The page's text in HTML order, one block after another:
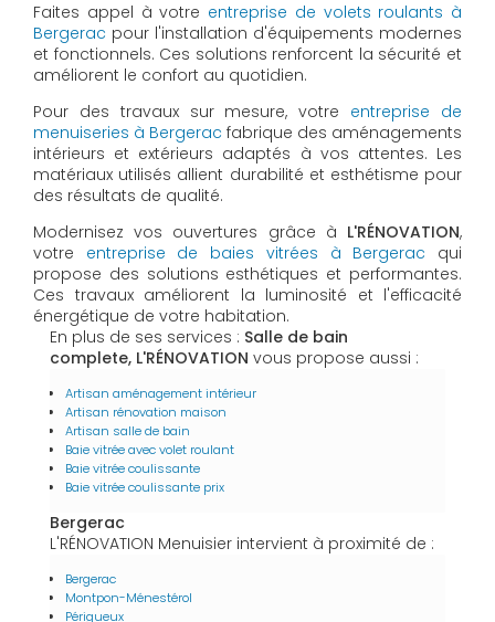
Faites appel à votre entreprise de volets roulants à
Bergerac pour l'installation d'équipements modernes
et fonctionnels. Ces solutions renforcent la sécurité et
améliorent le confort au quotidien.
Pour des travaux sur mesure, votre entreprise de
menuiseries à Bergerac fabrique des aménagements
intérieurs et extérieurs adaptés à vos attentes. Les
matériaux utilisés allient durabilité et esthétisme pour
des résultats de qualité.
Modernisez vos ouvertures grâce à L'RÉNOVATION,
votre entreprise de baies vitrées à Bergerac qui
propose des solutions esthétiques et performantes.
Ces travaux améliorent la luminosité et l'efficacité
énergétique de votre habitation.
En plus de ses services : Salle de bain
complete, L'RÉNOVATION vous propose aussi :
Artisan aménagement intérieur
Artisan rénovation maison
Artisan salle de bain
Baie vitrée avec volet roulant
Baie vitrée coulissante
Baie vitrée coulissante prix
Bergerac
L'RÉNOVATION Menuisier intervient à proximité de :
Bergerac
Montpon-Ménestérol
Périgueux